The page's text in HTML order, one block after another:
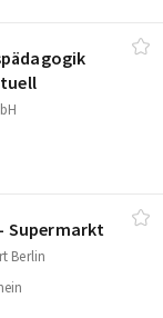
Supermarkt
Berlin